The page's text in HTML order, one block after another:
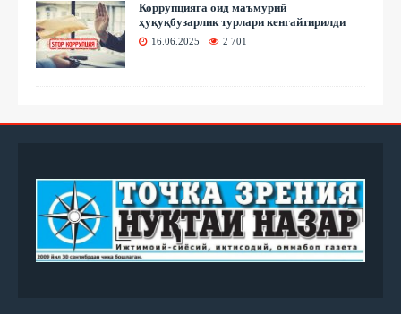
Коррупцияга оид маъмурий
ҳуқуқбузарлик турлари кенгайтирилди
16.06.2025 2 701